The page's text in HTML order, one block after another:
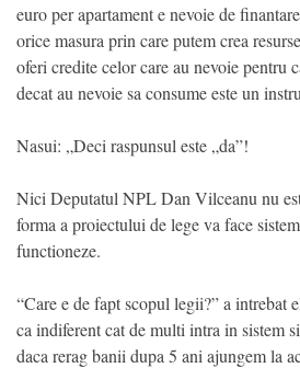
euro per apartament e nevoie de
orice masura prin care putem crea
oferi credite celor care au nevoie pentru
decat au nevoie sa consume este un
Nasui: „Deci raspunsul este „da”!
Nici Deputatul NPL Dan Vilceanu nu
forma a proiectului de lege va face
functioneze.
“Care e de fapt scopul legii?” a intrebat
ca indiferent cat de multi intra in sistem
daca rerag banii dupa 5 ani ajungem la